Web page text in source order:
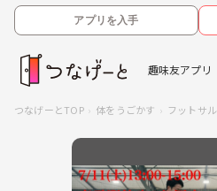
アプリを入手
趣味友アプリ
つなげーとTOP 体をうごかす フットサル